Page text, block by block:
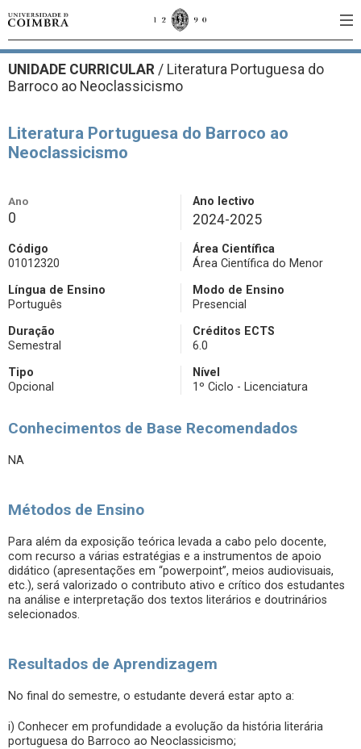
UNIDADE CURRICULAR / Literatura Portuguesa do
Barroco ao Neoclassicismo
Literatura Portuguesa do Barroco ao
Neoclassicismo
Ano
0
Ano lectivo
2024-2025
Código
01012320
Área Científica
Área Científica do Menor
Língua de Ensino
Português
Modo de Ensino
Presencial
Duração
Semestral
Créditos ECTS
6.0
Tipo
Opcional
Nível
1º Ciclo - Licenciatura
Conhecimentos de Base Recomendados
NA
Métodos de Ensino
Para além da exposição teórica levada a cabo pelo docente,
com recurso a várias estratégias e a instrumentos de apoio
didático (apresentações em “powerpoint”, meios audiovisuais,
etc.), será valorizado o contributo ativo e crítico dos estudantes
na análise e interpretação dos textos literários e doutrinários
selecionados.
Resultados de Aprendizagem
No final do semestre, o estudante deverá estar apto a:
i) Conhecer em profundidade a evolução da história literária
portuguesa do Barroco ao Neoclassicismo;